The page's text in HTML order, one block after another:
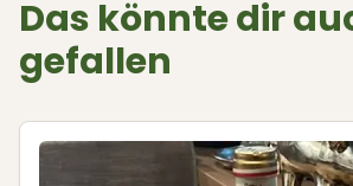
Das könnte dir
gefallen